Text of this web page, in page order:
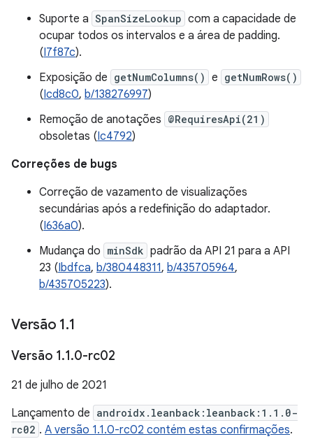
Suporte a SpanSizeLookup com a capacidade de
ocupar todos os intervalos e a área de padding.
(I7f87c).
Exposição de getNumColumns() e getNumRows()
(Icd8c0, b/138276997)
Remoção de anotações @RequiresApi(21)
obsoletas (Ic4792)
Correções de bugs
Correção de vazamento de visualizações
secundárias após a redefinição do adaptador.
(I636a0).
Mudança do minSdk padrão da API 21 para a API
23 (Ibdfca, b/380448311, b/435705964,
b/435705223).
Versão 1.1
Versão 1.1.0-rc02
21 de julho de 2021
Lançamento de androidx.leanback:leanback:1.1.0-
rc02 . A versão 1.1.0-rc02 contém estas confirmações.